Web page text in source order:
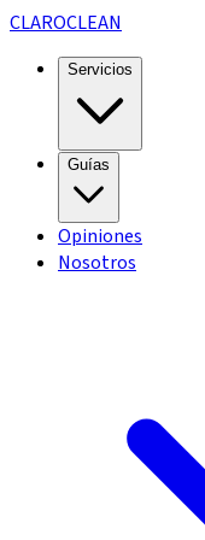
CLAROCLEAN
Servicios
Guías
Opiniones
Nosotros